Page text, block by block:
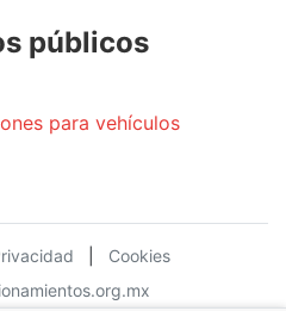
públicos
para vehículos
Cookies